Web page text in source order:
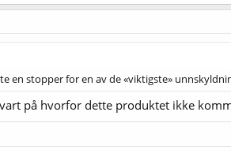
en stopper for en av de «viktigste»
på hvorfor dette produktet ikke